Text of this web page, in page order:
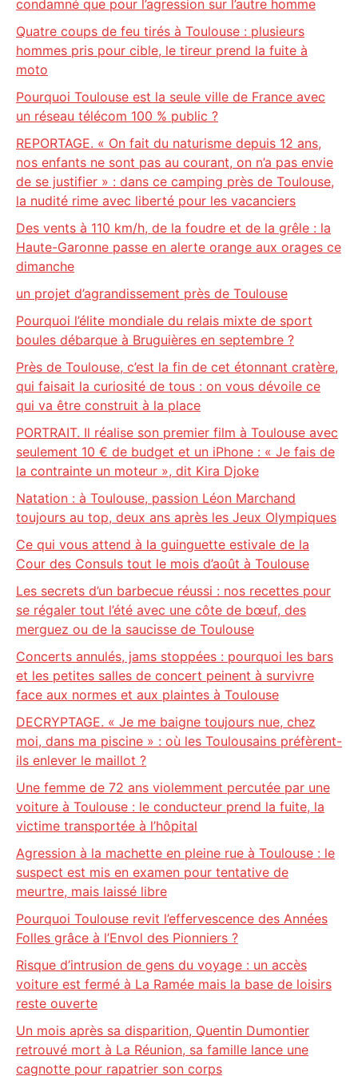
condamné que pour l’agression sur l’autre homme
Quatre coups de feu tirés à Toulouse : plusieurs
hommes pris pour cible, le tireur prend la fuite à
moto
Pourquoi Toulouse est la seule ville de France avec
un réseau télécom 100 % public ?
REPORTAGE. « On fait du naturisme depuis 12 ans,
nos enfants ne sont pas au courant, on n’a pas envie
de se justifier » : dans ce camping près de Toulouse,
la nudité rime avec liberté pour les vacanciers
Des vents à 110 km/h, de la foudre et de la grêle : la
Haute-Garonne passe en alerte orange aux orages ce
dimanche
un projet d’agrandissement près de Toulouse
Pourquoi l’élite mondiale du relais mixte de sport
boules débarque à Bruguières en septembre ?
Près de Toulouse, c’est la fin de cet étonnant cratère,
qui faisait la curiosité de tous : on vous dévoile ce
qui va être construit à la place
PORTRAIT. Il réalise son premier film à Toulouse avec
seulement 10 € de budget et un iPhone : « Je fais de
la contrainte un moteur », dit Kira Djoke
Natation : à Toulouse, passion Léon Marchand
toujours au top, deux ans après les Jeux Olympiques
Ce qui vous attend à la guinguette estivale de la
Cour des Consuls tout le mois d’août à Toulouse
Les secrets d’un barbecue réussi : nos recettes pour
se régaler tout l’été avec une côte de bœuf, des
merguez ou de la saucisse de Toulouse
Concerts annulés, jams stoppées : pourquoi les bars
et les petites salles de concert peinent à survivre
face aux normes et aux plaintes à Toulouse
DECRYPTAGE. « Je me baigne toujours nue, chez
moi, dans ma piscine » : où les Toulousains préfèrent-
ils enlever le maillot ?
Une femme de 72 ans violemment percutée par une
voiture à Toulouse : le conducteur prend la fuite, la
victime transportée à l’hôpital
Agression à la machette en pleine rue à Toulouse : le
suspect est mis en examen pour tentative de
meurtre, mais laissé libre
Pourquoi Toulouse revit l’effervescence des Années
Folles grâce à l’Envol des Pionniers ?
Risque d’intrusion de gens du voyage : un accès
voiture est fermé à La Ramée mais la base de loisirs
reste ouverte
Un mois après sa disparition, Quentin Dumontier
retrouvé mort à La Réunion, sa famille lance une
cagnotte pour rapatrier son corps